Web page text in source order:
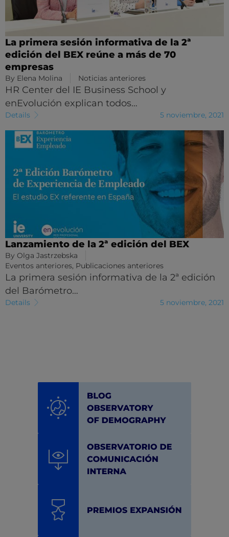
La primera sesión informativa de la 2ª
edición del BEX reúne a más de 70
empresas
By Elena Molina Noticias anteriores
HR Center del IE Business School y
enEvolución explican todos…
Details 5 noviembre, 2021
Lanzamiento de la 2ª edición del BEX
By Olga Jastrzebska
Eventos anteriores, Publicaciones anteriores
La primera sesión informativa de la 2ª edición
del Barómetro…
Details 5 noviembre, 2021